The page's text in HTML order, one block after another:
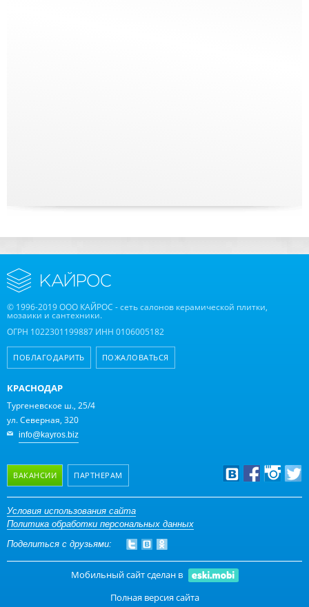
© 1996-2019 ООО КАЙРОС - сеть салонов керамической плитки,
мозаики и сантехники.
ОГРН 1022301199887 ИНН 0106005182
ПОБЛАГОДАРИТЬ ПОЖАЛОВАТЬСЯ
КРАСНОДАР
Тургеневское ш., 25/4
ул. Северная, 320
info@kayros.biz
ВАКАНСИИ ПАРТНЕРАМ
Дизайнерам
Оптовым клиентам
Дилерам
Условия использования сайта
Политика обработки персональных данных
Поделиться с друзьями:
Мобильный сайт сделан в
Полная версия сайта